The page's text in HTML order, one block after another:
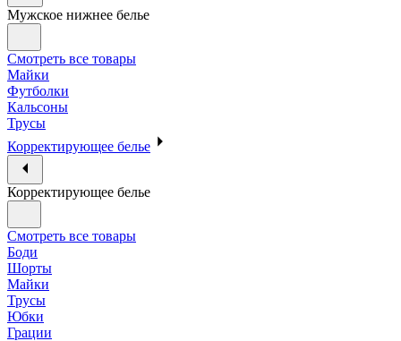
Мужское нижнее белье
Смотреть все товары
Майки
Футболки
Кальсоны
Трусы
Корректирующее белье
Корректирующее белье
Смотреть все товары
Боди
Шорты
Майки
Трусы
Юбки
Грации